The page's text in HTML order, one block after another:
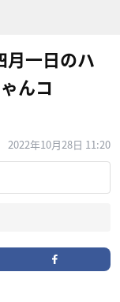
月一日のハ
んコ
2022年10月28日 11:20